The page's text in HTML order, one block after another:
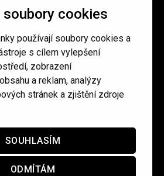
soubory cookies
používají soubory cookies a
s cílem vylepšení
zobrazení
a reklam, analýzy
stránek a zjištění zdroje
SOUHLASÍM
ODMÍTÁM
/ Obchodní podmínky